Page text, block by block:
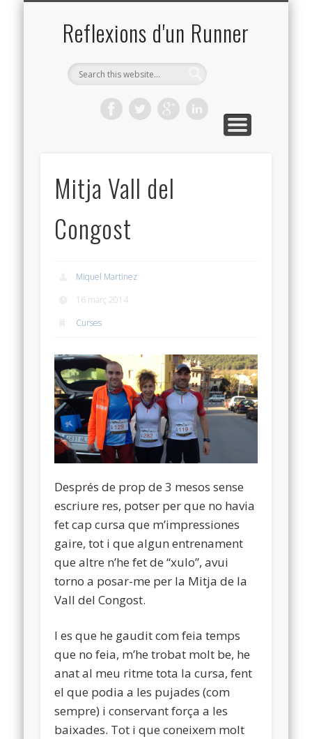
Reflexions d'un Runner
Mitja Vall del
Congost
Miquel Martinez
16 març 2014
Curses
Després de prop de 3 mesos sense
escriure res, potser per que no havia
fet cap cursa que m’impressiones
gaire, tot i que algun entrenament
que altre n’he fet de “xulo”, avui
torno a posar-me per la Mitja de la
Vall del Congost.
I es que he gaudit com feia temps
que no feia, m’he trobat molt be, he
anat al meu ritme tota la cursa, fent
el que podia a les pujades (com
sempre) i conservant força a les
baixades. Tot i que coneixem molt